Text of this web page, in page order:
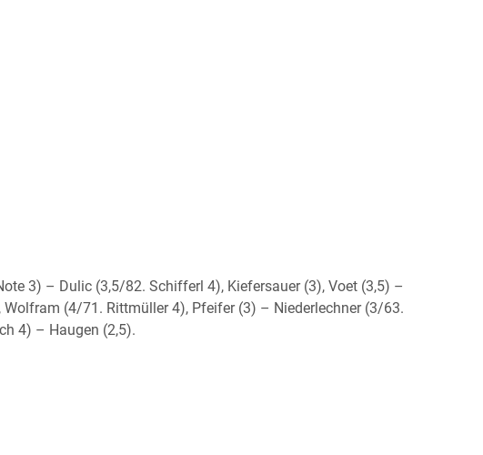
3) – Dulic (3,5/82. Schifferl 4), Kiefersauer (3), Voet (3,5) –
(4/71. Rittmüller 4), Pfeifer (3) – Niederlechner (3/63.
4) – Haugen (2,5).